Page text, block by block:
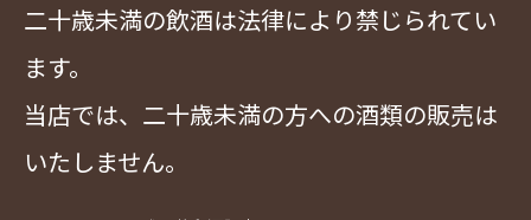
二十歳未満の飲酒は法律により禁じられてい
ます。
当店では、二十歳未満の方への酒類の販売は
いたしません。